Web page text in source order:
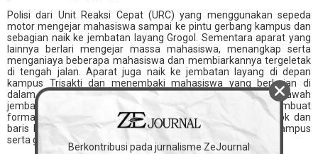
Polisi dari Unit Reaksi Cepat (URC) yang menggunakan sepeda
motor mengejar mahasiswa sampai ke pintu gerbang kampus dan
sebagian naik ke jembatan layang Grogol. Sementara aparat yang
lainnya berlari mengejar massa mahasiswa, menangkap serta
menganiaya beberapa mahasiswa dan membiarkannya tergeletak
di tengah jalan. Aparat juga naik ke jembatan layang di depan
kampus Trisakti dan menembaki mahasiswa yang berlarian di
dalam kampus. Sebagian aparat lainnya yang ada di bawah
jembatan menyerbu dan merapat ke pintu gerbang dan membuat
formasi menembak (formasi dua baris, baris depan jongkok dan
baris belakang berdiri). Mereka juga menembaki ke arah kampus
serta gas air mata juga ditembakan ke dalam kampus.
Berkontribusi pada jurnalisme ZeJournal